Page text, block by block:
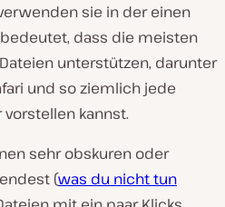
sie in der einen
dass die meisten
unterstützen, darunter
und so ziemlich jede
kannst.
sehr obskuren oder
(was du nicht tun